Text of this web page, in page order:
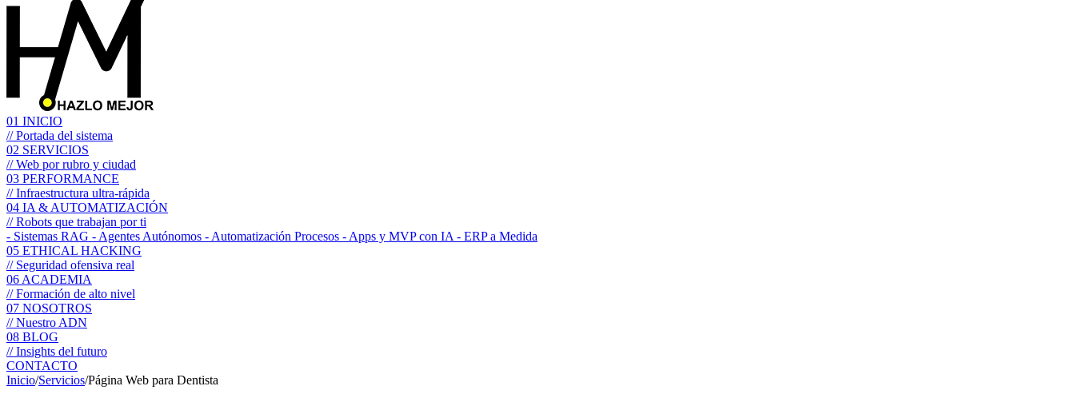
01 INICIO
// Portada del sistema
02 SERVICIOS
// Web por rubro y ciudad
03 PERFORMANCE
// Infraestructura ultra-rápida
04 IA & AUTOMATIZACIÓN
// Robots que trabajan por ti
- Sistemas RAG - Agentes Autónomos - Automatización Procesos - Apps y MVP con IA - ERP a Medida
05 ETHICAL HACKING
// Seguridad ofensiva real
06 ACADEMIA
// Formación de alto nivel
07 NOSOTROS
// Nuestro ADN
08 BLOG
// Insights del futuro
CONTACTO
Inicio/Servicios/Página Web para Dentista